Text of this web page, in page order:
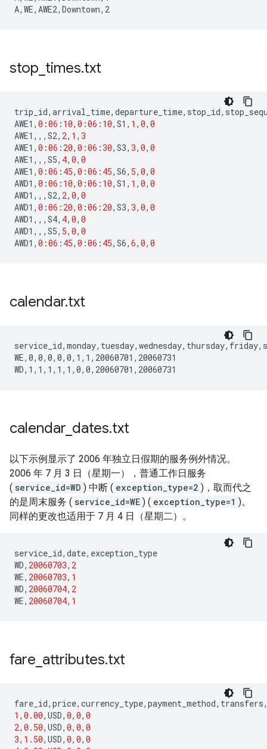
stop times.txt
trip_id, arrival_time, departure_time, stop_id,
AWE1 , 0 :06 : 10, 0 :06 : 10, S1 , 1 , 0, 0
AWE1 ,,, S2, 2, 1 , 3
AWE1 , 0 :06 : 20, 0 :06 :30, S3, 3, 0, 0
AWE1 ,,, S5, 4, 0, 0
AWE1 , 0 :06 : 45, 0 :06 : 45, S6, 5, 0, 0
AWD1 , 0 :06 : 10, 0 :06 : 10, S1 , 1 , 0, 0
AWD1 ,,, S2, 2, 0, 0
AWD1 , 0 :06 : 20, 0 :06 : 20, S3, 3, 0, 0
AWD1 ,,, S4, 4, 0, 0
AWD1 ,,, S5, 5, 0, 0
AWD1 , 0 :06 : 45, 0 :06 : 45, S6, 6, 0, 0
calendar.txt
WE,0,0,0,0,0,1,1,20060701,20060731
calendar dates.txt
以下示例显示了 2006 年独立日假期的服务例外情况。
2006 年 7 月 3 日（星期一），普通工作日服务
( service_id=WD ) 中断 ( exception_type=2 )，取而代之
的是周末服务 ( service_id=WE ) ( exception_type=1 )。
同样的更改也适用于 7 月 4 日（星期二）。
service_id, date, exception_type
WD, 20060703, 2
WE, 20060703, 1
WD, 20060704, 2
WE, 20060704, 1
fare attributes.txt
fare_id, price, currency_type, payment_method, transfers
1 , 0.00, USD, 0, 0, 0
2, 0.50, USD, 0, 0, 0
3, 1.50, USD, 0, 0, 0